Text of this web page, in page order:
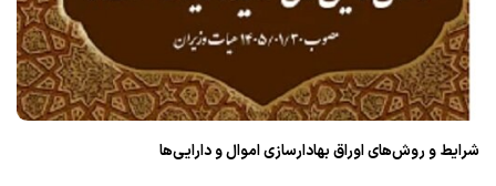
شرایط و روش‌های اوراق بهادارسازی اموال و دارایی‌ها